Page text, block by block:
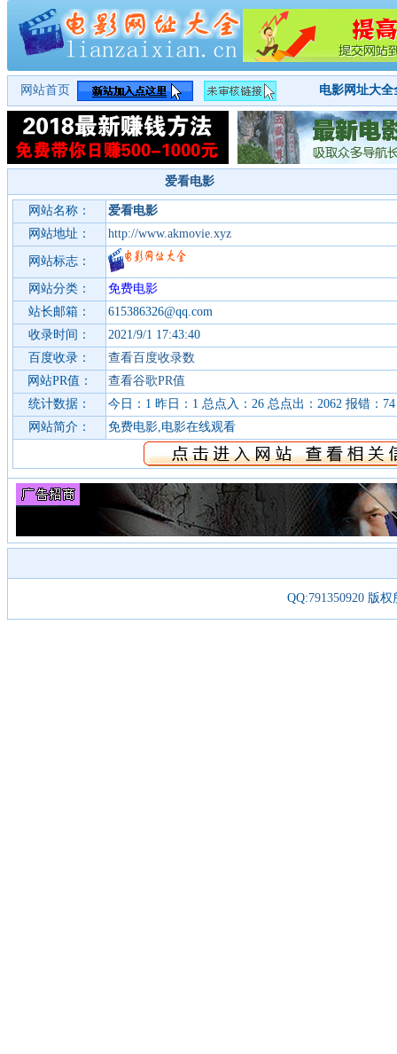
网站首页 电影网址大
爱看电影
网站名称：
爱看电影
网站地址：
http://www.akmovie.xyz
网站标志：
网站分类：
免费电影
站长邮箱：
615386326@qq.com
收录时间：
2021/9/1 17:43:40
百度收录：
查看百度收录数
网站PR值：
查看谷歌PR值
统计数据：
今日：1 昨日：1 总点入：26 总点出：2062 报错：74
网站简介：
免费电影,电影在线观看
QQ:791350920 版权